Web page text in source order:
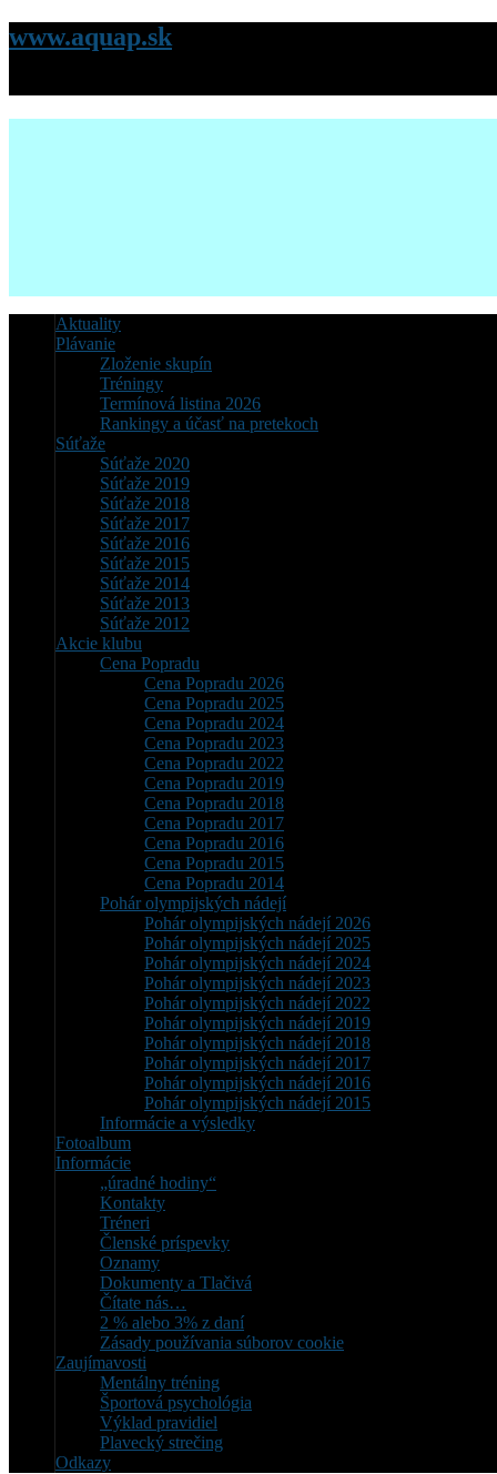
www.aquap.sk
Aktuality
Plávanie
Zloženie skupín
Tréningy
Termínová listina 2026
Rankingy a účasť na pretekoch
Súťaže
Súťaže 2020
Súťaže 2019
Súťaže 2018
Súťaže 2017
Súťaže 2016
Súťaže 2015
Súťaže 2014
Súťaže 2013
Súťaže 2012
Akcie klubu
Cena Popradu
Cena Popradu 2026
Cena Popradu 2025
Cena Popradu 2024
Cena Popradu 2023
Cena Popradu 2022
Cena Popradu 2019
Cena Popradu 2018
Cena Popradu 2017
Cena Popradu 2016
Cena Popradu 2015
Cena Popradu 2014
Pohár olympijských nádejí
Pohár olympijských nádejí 2026
Pohár olympijských nádejí 2025
Pohár olympijských nádejí 2024
Pohár olympijských nádejí 2023
Pohár olympijských nádejí 2022
Pohár olympijských nádejí 2019
Pohár olympijských nádejí 2018
Pohár olympijských nádejí 2017
Pohár olympijských nádejí 2016
Pohár olympijských nádejí 2015
Informácie a výsledky
Fotoalbum
Informácie
„úradné hodiny“
Kontakty
Tréneri
Členské príspevky
Oznamy
Dokumenty a Tlačivá
Čítate nás…
2 % alebo 3% z daní
Zásady používania súborov cookie
Zaujímavosti
Mentálny tréning
Športová psychológia
Výklad pravidiel
Plavecký strečing
Odkazy